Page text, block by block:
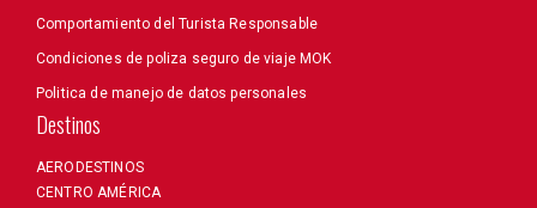
Comportamiento del Turista Responsable
Condiciones de poliza seguro de viaje MOK
Politica de manejo de datos personales
Destinos
AERODESTINOS
CENTRO AMÉRICA